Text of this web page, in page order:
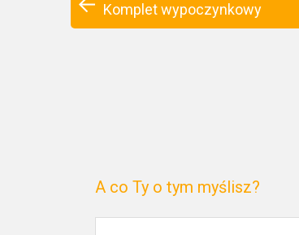
Komplet wypoczynkowy
A co Ty o tym myślisz?